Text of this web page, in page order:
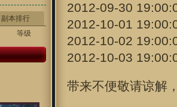
副本排行
等级
2012-09-30
2012-10-01
2012-10-02
2012-10-03
带来不便敬请谅解